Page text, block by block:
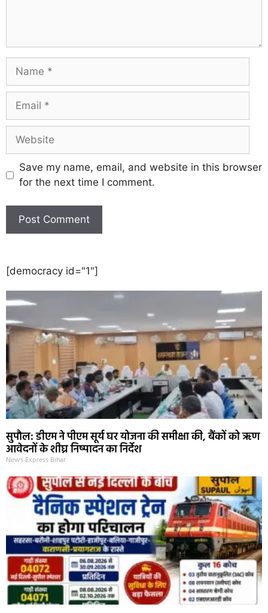
Save my name, email, and website in this browser
for the next time I comment.
[democracy id="1"]
सुपौल: डीएम ने पीएम सूर्य घर योजना की समीक्षा की, बैंकों को ऋण
आवेदनों के शीघ्र निष्पादन का निर्देश
News Express Bihar